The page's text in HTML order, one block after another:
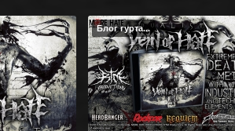
Блог гурта...